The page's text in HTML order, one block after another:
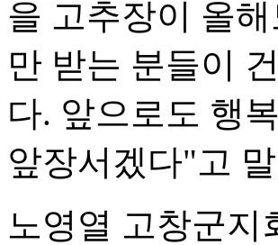
을 고추장이 올
만 받는 분들이
다. 앞으로도 행
앞장서겠다"고
노영열 고창군지